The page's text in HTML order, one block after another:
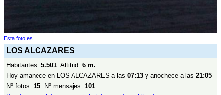
Esta foto es...
LOS ALCAZARES
Habitantes: 5.501 Altitud: 6 m.
Hoy amanece en LOS ALCAZARES a las 07:13 y anochece a las 21:05
Nº fotos: 15 Nº mensajes: 101